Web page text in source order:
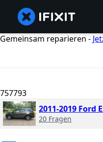
Gemeinsam reparieren -
757793
2011-2019 Ford
20 Fragen